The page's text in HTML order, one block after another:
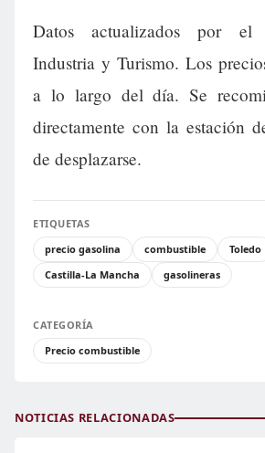
Datos actualizados por el
Industria y Turismo. Los
a lo largo del día. Se
directamente con la estación
de desplazarse.
ETIQUETAS
precio gasolina
combustible
Toledo
Castilla-La Mancha
gasolineras
CATEGORÍA
Precio combustible
NOTICIAS RELACIONADAS